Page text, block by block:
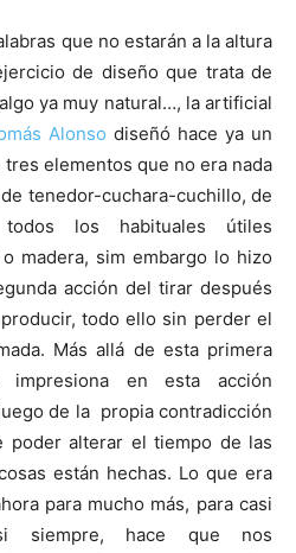
que no estarán a la altura
de diseño que trata de
ya muy natural…, la artificial
Alonso diseñó hace ya un
elementos que no era nada
tenedor-cuchara-cuchillo, de
los habituales útiles
madera, sim embargo lo hizo
acción del tirar después
todo ello sin perder el
Más allá de esta primera
en esta acción
de la propia contradicción
poder alterar el tiempo de las
están hechas. Lo que era
para mucho más, para casi
siempre, hace que nos